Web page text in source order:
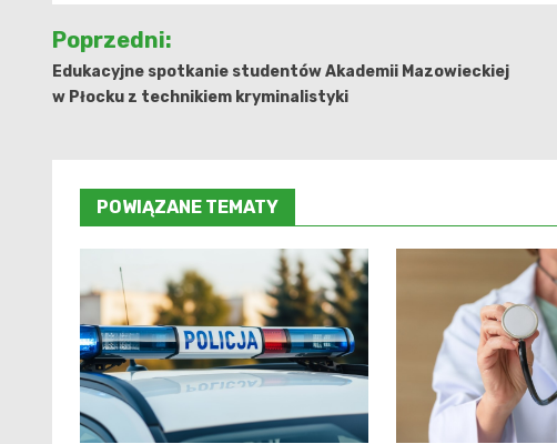
Nawigacja
wpisu
Poprzedni:
Edukacyjne spotkanie studentów Akademii Mazowieckiej
w Płocku z technikiem kryminalistyki
POWIĄZANE TEMATY